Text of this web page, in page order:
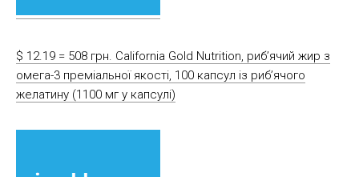
$ 12.19 = 508 грн. California Gold Nutrition, риб’ячий жир з
омега-3 преміальної якості, 100 капсул із риб’ячого
желатину (1100 мг у капсулі)